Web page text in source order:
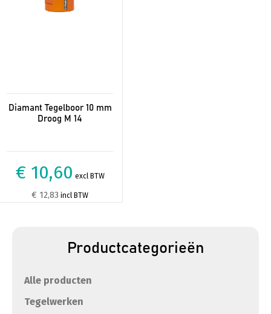
Diamant Tegelboor 10 mm
Droog M 14
€ 10,60 excl BTW
€ 12,83 incl BTW
Productcategorieën
Alle producten
Tegelwerken